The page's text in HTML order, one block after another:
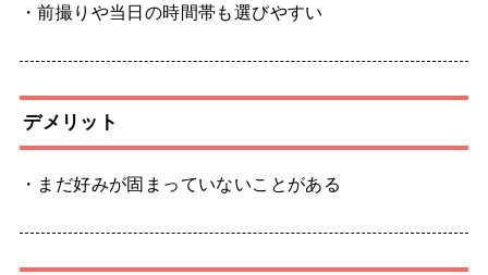
・前撮りや当日の時間帯も選びやすい
デメリット
・まだ好みが固まっていないことがある